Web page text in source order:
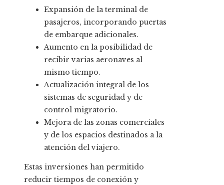
Expansión de la terminal de
pasajeros, incorporando puertas
de embarque adicionales.
Aumento en la posibilidad de
recibir varias aeronaves al
mismo tiempo.
Actualización integral de los
sistemas de seguridad y de
control migratorio.
Mejora de las zonas comerciales
y de los espacios destinados a la
atención del viajero.
Estas inversiones han permitido
reducir tiempos de conexión y